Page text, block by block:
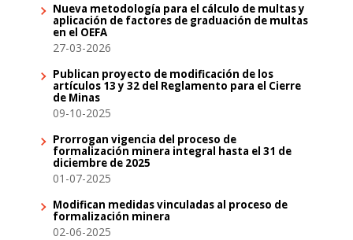
Nueva metodología para el cálculo de multas y
aplicación de factores de graduación de multas
en el OEFA
27-03-2026
Publican proyecto de modificación de los
artículos 13 y 32 del Reglamento para el Cierre
de Minas
09-10-2025
Prorrogan vigencia del proceso de
formalización minera integral hasta el 31 de
diciembre de 2025
01-07-2025
Modifican medidas vinculadas al proceso de
formalización minera
02-06-2025